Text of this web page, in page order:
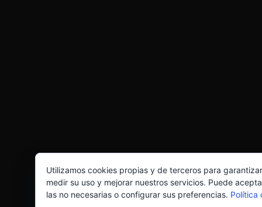
Utilizamos cookies propias y de terceros para
medir su uso y mejorar nuestros servicios. Puede
las no necesarias o configurar sus preferencias. Política